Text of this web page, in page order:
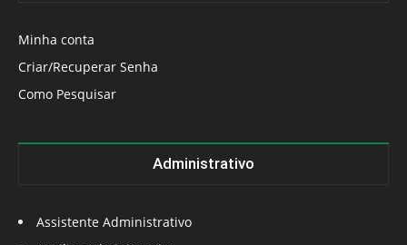
Minha conta
Criar/Recuperar Senha
Como Pesquisar
Administrativo
Assistente Administrativo